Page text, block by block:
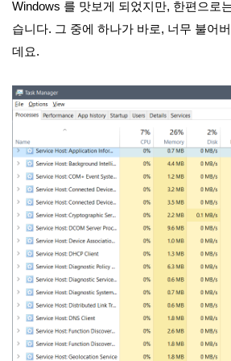
Windows 를 맛보게 되었지만, 한편으로
습니다. 그 중에 하나가 바로, 너무 불어
데요.